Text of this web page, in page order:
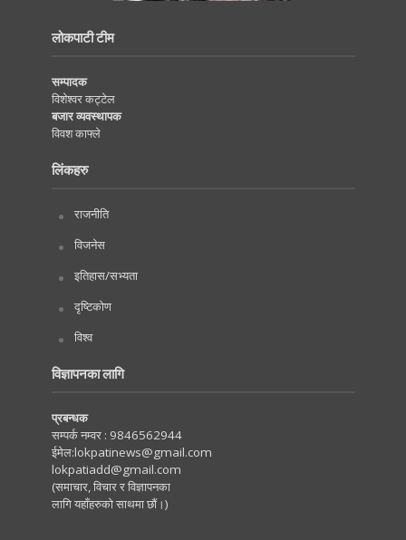
लोकपाटी टीम
सम्पादक
विशेश्वर कट्टेल
बजार व्यवस्थापक
विवश काफ्ले
लिंकहरु
राजनीति
विजनेस
इतिहास/सभ्यता
दृष्टिकोण
विश्व
विज्ञापनका लागि
प्रबन्धक
सम्पर्क नम्वर : 9846562944
ईमेल:lokpatinews@gmail.com
lokpatiadd@gmail.com
(समाचार, विचार र विज्ञापनका
लागि यहाँहरुको साथमा छौं।)